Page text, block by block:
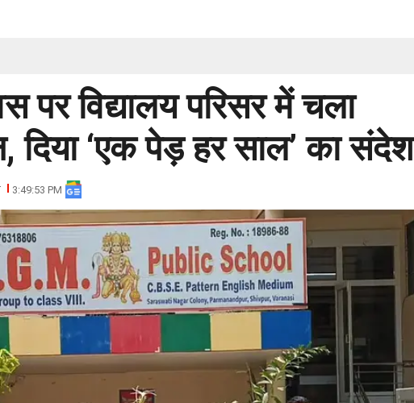
पर विद्यालय परिसर में चला
दिया ‘एक पेड़ हर साल’ का संदेश
3:49:53 PM